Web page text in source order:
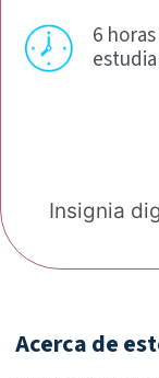
6
Insignia
Acerca de